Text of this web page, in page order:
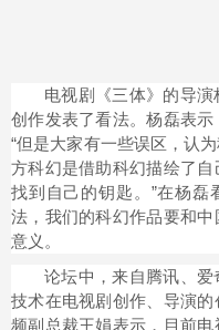
电视剧《三体》的导
创作发表了看法。杨磊表示
“但是大家有一些误区，认
方科幻是借助科幻描绘了
找到自己的钥匙。”在杨磊
法，我们的科幻作品要和
意义。
论坛中，来自腾讯、
技术在电视剧创作、导演
频副总裁王娟表示，目前